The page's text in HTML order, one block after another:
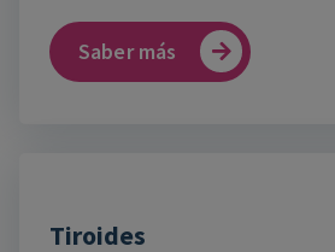
Saber más
Tiroides